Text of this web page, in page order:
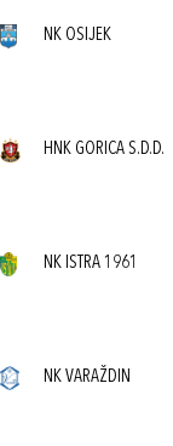
NK OSIJEK
HNK GORICA S.D.D.
NK ISTRA 1961
NK VARAŽDIN